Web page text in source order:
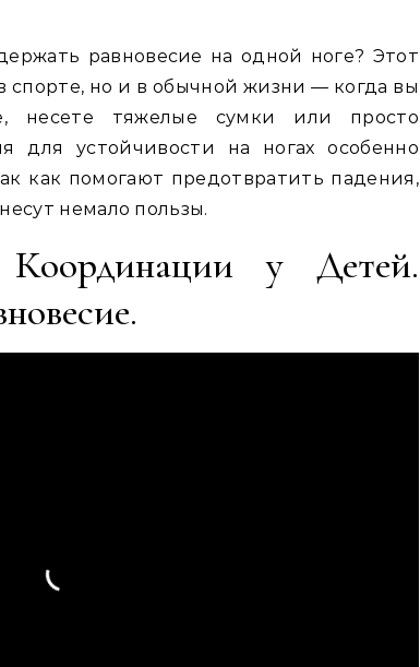
равновесие на одной ноге? Этот
спорте, но и в обычной жизни — когда вы
несете тяжелые сумки или просто
для устойчивости на ногах особенно
как помогают предотвратить падения,
немало пользы.
Координации у Детей.